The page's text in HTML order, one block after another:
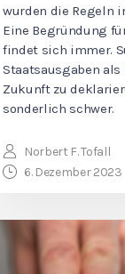
wurden die Regeln
Eine Begründung
findet sich immer.
Staatsausgaben
Zukunft zu
sonderlich schwer.
Norbert F. Tofall
6. Dezember 2023